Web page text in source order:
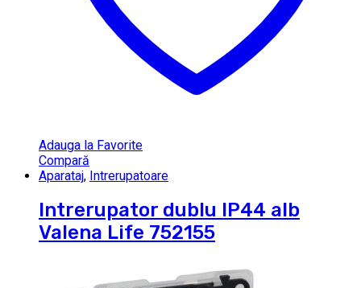
Adauga la Favorite
Compară
Aparataj, Intrerupatoare
Intrerupator dublu IP44 alb
Valena Life 752155